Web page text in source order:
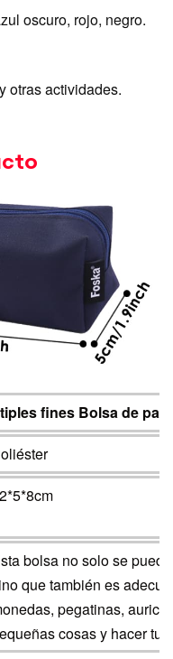
oscuro, rojo, negro.
otras actividades.
fines Bolsa de
bolsa no solo se
que también es
pegatinas,
cosas y hacer tu